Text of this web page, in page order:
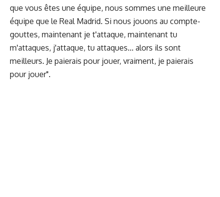
que vous êtes une équipe, nous sommes une meilleure
équipe que le Real Madrid. Si nous jouons au compte-
gouttes, maintenant je t'attaque, maintenant tu
m'attaques, j'attaque, tu attaques... alors ils sont
meilleurs. Je paierais pour jouer, vraiment, je paierais
pour jouer".